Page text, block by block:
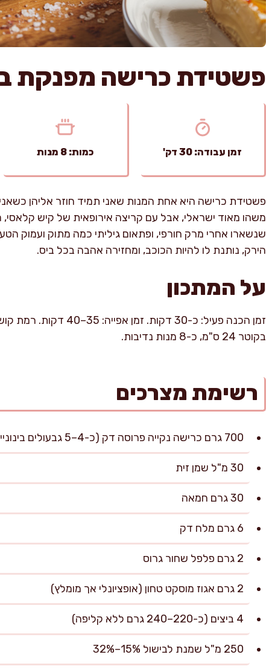
פשטידת כרישה מפנקת ב-50 דקות, בלי בצק
זמן עבודה: 30 דק' כמות: 8 מנות
פשטידת כרישה היא אחת המנות שאני תמיד חוזר אליהן
משהו מאוד ישראלי, אבל עם קריצה אירופאית של קיש
שנשארו אחרי מרק חורפי, ופתאום גיליתי כמה מתוק
הירק, נותנת לו להיות הכוכב, ומחזירה אהבה בכל ביס.
על המתכון
זמן הכנה פעיל: כ-30
בקוטר 24 ס"מ, כ-8 מנות נדיבות.
רשימת מצרכים
700 גרם כרישה נקייה פרוסה דק (כ-4–5 גבעולים בינוניים, רק החלק הלבן והירוק הבהיר)
30 מ"ל שמן זית
30 גרם חמאה
6 גרם מלח דק
2 גרם פלפל שחור גרוס
2 גרם אגוז מוסקט טחון (אופציונלי אך מומלץ)
4 ביצים (כ-220–240 גרם ללא קליפה)
250 מ"ל שמנת לבישול 15%–32%